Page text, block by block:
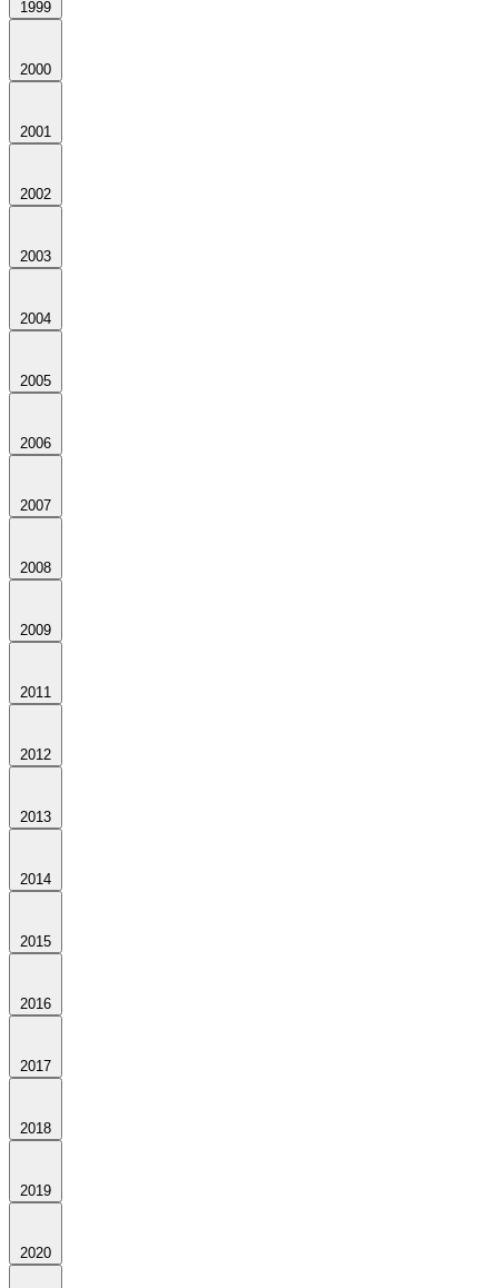
1999
2000
2001
2002
2003
2004
2005
2006
2007
2008
2009
2011
2012
2013
2014
2015
2016
2017
2018
2019
2020